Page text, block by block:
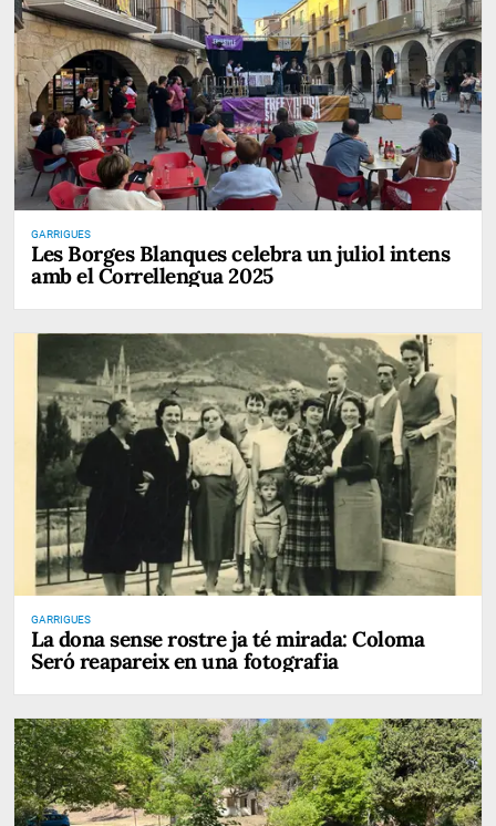
GARRIGUES
Les Borges Blanques celebra un juliol intens
amb el Correllengua 2025
GARRIGUES
La dona sense rostre ja té mirada: Coloma
Seró reapareix en una fotografia